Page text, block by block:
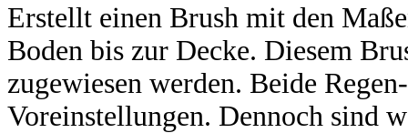
Erstellt einen Brush mit den
Boden bis zur Decke. Diesem
zugewiesen werden. Beide
Voreinstellungen. Dennoch sind